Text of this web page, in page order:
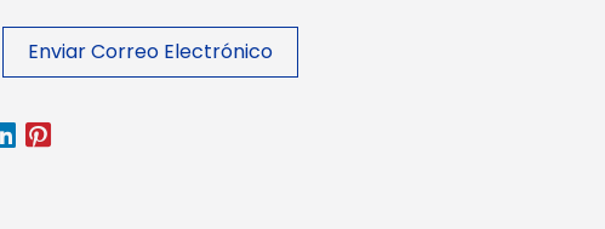
Enviar Correo Electrónico